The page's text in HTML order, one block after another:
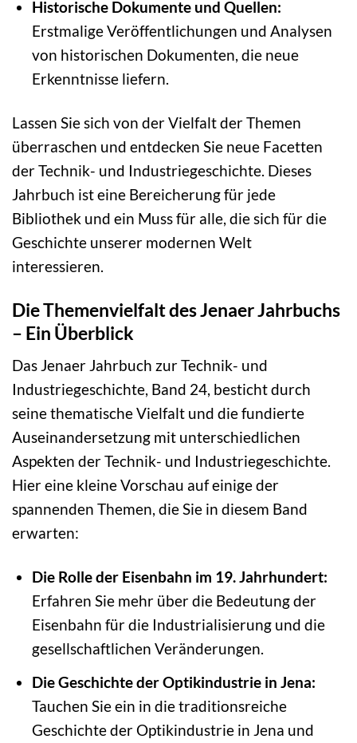
Historische Dokumente und Quellen:
Erstmalige Veröffentlichungen und Analysen
von historischen Dokumenten, die neue
Erkenntnisse liefern.
Lassen Sie sich von der Vielfalt der Themen
überraschen und entdecken Sie neue Facetten
der Technik- und Industriegeschichte. Dieses
Jahrbuch ist eine Bereicherung für jede
Bibliothek und ein Muss für alle, die sich für die
Geschichte unserer modernen Welt
interessieren.
Die Themenvielfalt des Jenaer Jahrbuchs
– Ein Überblick
Das Jenaer Jahrbuch zur Technik- und
Industriegeschichte, Band 24, besticht durch
seine thematische Vielfalt und die fundierte
Auseinandersetzung mit unterschiedlichen
Aspekten der Technik- und Industriegeschichte.
Hier eine kleine Vorschau auf einige der
spannenden Themen, die Sie in diesem Band
erwarten:
Die Rolle der Eisenbahn im 19. Jahrhundert:
Erfahren Sie mehr über die Bedeutung der
Eisenbahn für die Industrialisierung und die
gesellschaftlichen Veränderungen.
Die Geschichte der Optikindustrie in Jena:
Tauchen Sie ein in die traditionsreiche
Geschichte der Optikindustrie in Jena und